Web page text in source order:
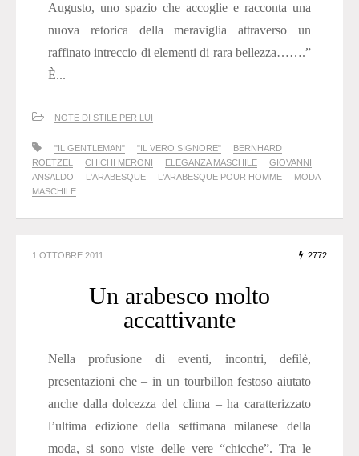
Augusto, uno spazio che accoglie e racconta una
nuova retorica della meraviglia attraverso un
raffinato intreccio di elementi di rara bellezza…….”
È...
NOTE DI STILE PER LUI
"IL GENTLEMAN" "IL VERO SIGNORE"
BERNHARD
ROETZEL
CHICHI MERONI ELEGANZA MASCHILE
GIOVANNI
ANSALDO
L'ARABESQUE L'ARABESQUE POUR HOMME
MODA
MASCHILE
1 OTTOBRE 2011 2772
Un arabesco molto
accattivante
Nella profusione di eventi, incontri, defilè,
presentazioni che – in un tourbillon festoso aiutato
anche dalla dolcezza del clima – ha caratterizzato
l’ultima edizione della settimana milanese della
moda, si sono viste delle vere “chicche”. Tra le